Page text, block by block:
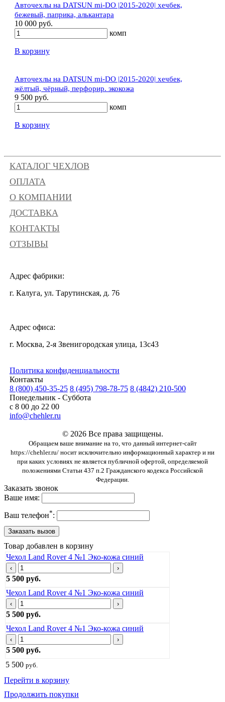
Авточехлы на DATSUN mi-DO |2015-2020| хечбек,
бежевый, паприка, алькантара
10 000 руб.
комп
В корзину
Авточехлы на DATSUN mi-DO |2015-2020| хечбек,
жёлтый, чёрный, перфорир. экокожа
9 500 руб.
комп
В корзину
КАТАЛОГ ЧЕХЛОВ
ОПЛАТА
О КОМПАНИИ
ДОСТАВКА
КОНТАКТЫ
ОТЗЫВЫ
Адрес фабрики:
г. Калуга, ул. Тарутинская, д. 76
Адрес офиса:
г. Москва, 2-я Звенигородская улица, 13с43
Политика конфиденциальности
Контакты
8 (800) 450-35-25 8 (495) 798-78-75 8 (4842) 210-500
Понедельник - Суббота
с 8 00 до 22 00
info@chehler.ru
© 2026 Все права защищены.
Обращаем ваше внимание на то, что данный интернет-сайт
https://chehler.ru/ носит исключительно информационный характер и ни
при каких условиях не является публичной офертой, определяемой
положениями Статьи 437 п.2 Гражданского кодекса Российской
Федерации.
Заказать звонок
Ваше имя:
Ваш телефон*:
Товар добавлен в корзину
Чехол Land Rover 4 №1 Эко-кожа синий
‹ ›
5 500 руб.
Чехол Land Rover 4 №1 Эко-кожа синий
‹ ›
5 500 руб.
Чехол Land Rover 4 №1 Эко-кожа синий
‹ ›
5 500 руб.
5 500 руб.
Перейти в корзину
Продолжить покупки